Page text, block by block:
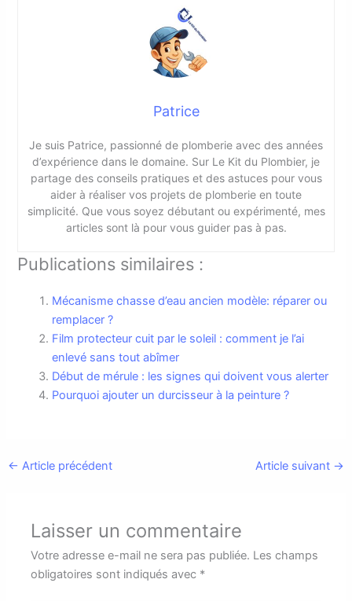
Patrice
Je suis Patrice, passionné de plomberie avec des années
d’expérience dans le domaine. Sur Le Kit du Plombier, je
partage des conseils pratiques et des astuces pour vous
aider à réaliser vos projets de plomberie en toute
simplicité. Que vous soyez débutant ou expérimenté, mes
articles sont là pour vous guider pas à pas.
Publications similaires :
Mécanisme chasse d’eau ancien modèle: réparer ou
remplacer ?
Film protecteur cuit par le soleil : comment je l’ai
enlevé sans tout abîmer
Début de mérule : les signes qui doivent vous alerter
Pourquoi ajouter un durcisseur à la peinture ?
← Article précédent Article suivant →
Laisser un commentaire
Votre adresse e-mail ne sera pas publiée. Les champs
obligatoires sont indiqués avec *